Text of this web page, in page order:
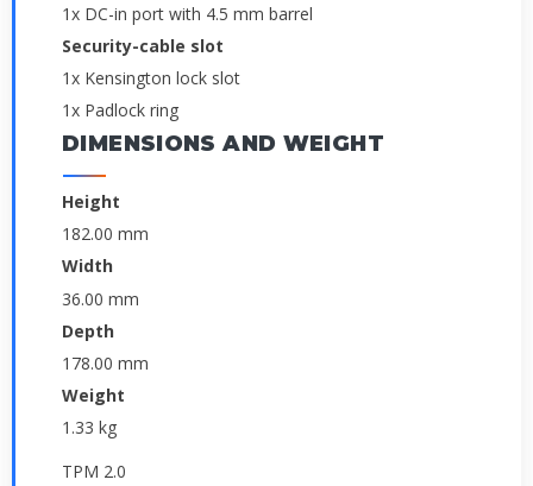
1x DC-in port with 4.5 mm barrel
Security-cable slot
1x Kensington lock slot
1x Padlock ring
DIMENSIONS AND WEIGHT
Height
182.00 mm
Width
36.00 mm
Depth
178.00 mm
Weight
1.33 kg
TPM 2.0